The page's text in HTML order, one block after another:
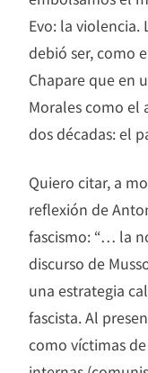
Evo: la
debió ser, como
Chapare que en
Morales como el
dos décadas: el
Quiero citar, a
reflexión de
fascismo: “… la
discurso de
una estrategia
fascista. Al
como víctimas